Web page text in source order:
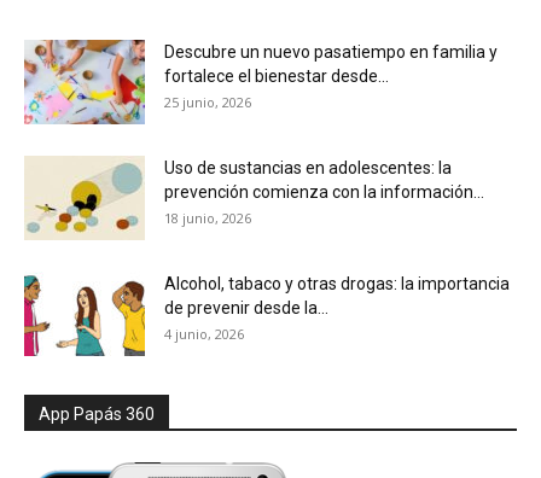
Descubre un nuevo pasatiempo en familia y
fortalece el bienestar desde...
25 junio, 2026
Uso de sustancias en adolescentes: la
prevención comienza con la información...
18 junio, 2026
Alcohol, tabaco y otras drogas: la importancia
de prevenir desde la...
4 junio, 2026
App Papás 360